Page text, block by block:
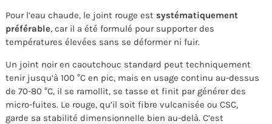
Pour l’eau chaude, le joint rouge est systématiquement
préférable, car il a été formulé pour supporter des
températures élevées sans se déformer ni fuir.
Un joint noir en caoutchouc standard peut techniquement
tenir jusqu’à 100 °C en pic, mais en usage continu au-dessus
de 70-80 °C, il se ramollit, se tasse et finit par générer des
micro-fuites. Le rouge, qu’il soit fibre vulcanisée ou CSC,
garde sa stabilité dimensionnelle bien au-delà. C’est